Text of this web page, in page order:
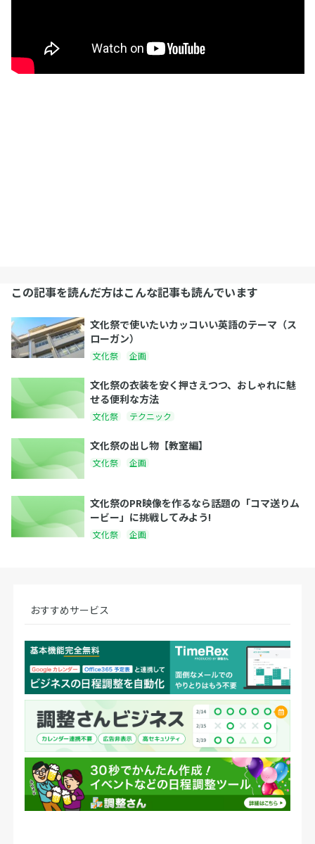
この記事を読んだ方はこんな記事も読んでいます
文化祭で使いたいカッコいい英語のテーマ（ス
ローガン）
文化祭 企画
文化祭の衣装を安く押さえつつ、おしゃれに魅
せる便利な方法
文化祭 テクニック
文化祭の出し物【教室編】
文化祭 企画
文化祭のPR映像を作るなら話題の「コマ送りム
ービー」に挑戦してみよう!
文化祭 企画
おすすめサービス